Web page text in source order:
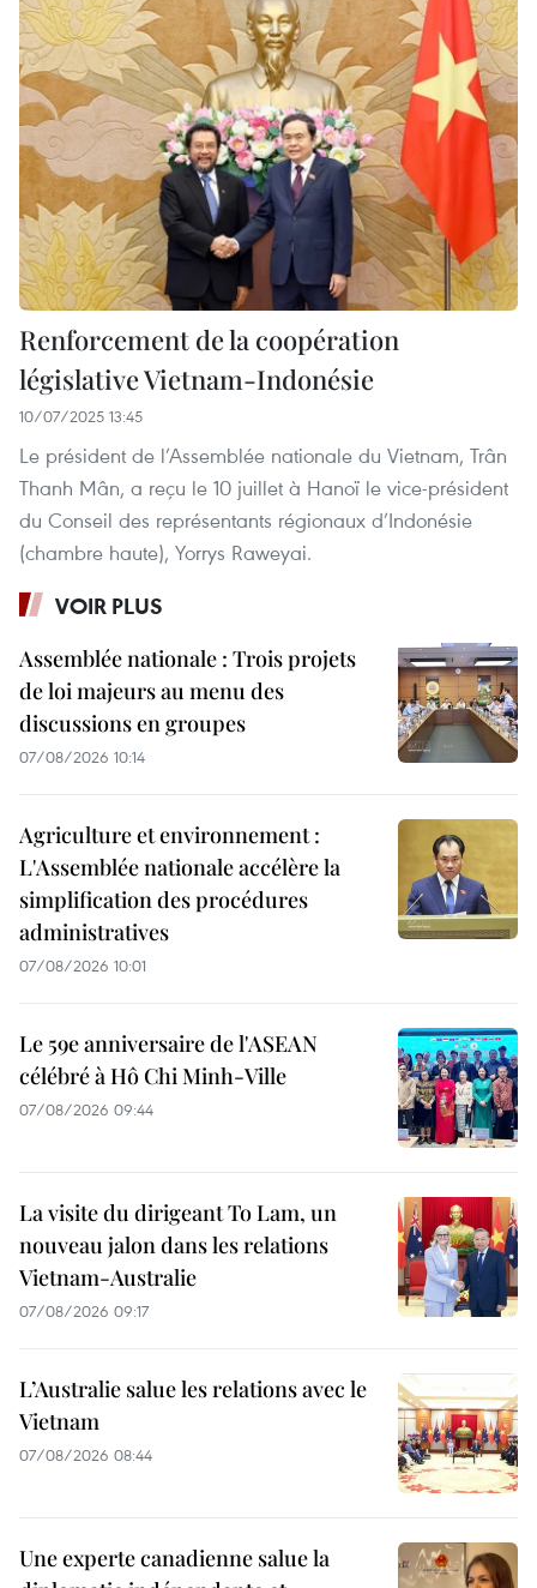
Renforcement de la coopération
législative Vietnam-Indonésie
10/07/2025 13:45
Le président de l’Assemblée nationale du Vietnam, Trân
Thanh Mân, a reçu le 10 juillet à Hanoï le vice-président
du Conseil des représentants régionaux d’Indonésie
(chambre haute), Yorrys Raweyai.
VOIR PLUS
Assemblée nationale : Trois projets
de loi majeurs au menu des
discussions en groupes
07/08/2026 10:14
Agriculture et environnement :
L'Assemblée nationale accélère la
simplification des procédures
administratives
07/08/2026 10:01
Le 59e anniversaire de l'ASEAN
célébré à Hô Chi Minh-Ville
07/08/2026 09:44
La visite du dirigeant To Lam, un
nouveau jalon dans les relations
Vietnam-Australie
07/08/2026 09:17
L’Australie salue les relations avec le
Vietnam
07/08/2026 08:44
Une experte canadienne salue la